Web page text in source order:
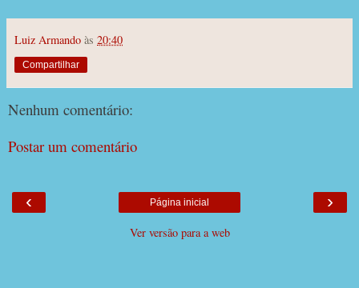
Luiz Armando às 20:40
Compartilhar
Nenhum comentário:
Postar um comentário
‹ ›
Página inicial
Ver versão para a web